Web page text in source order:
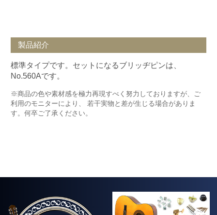
製品紹介
標準タイプです。セットになるブリッヂピンは、
No.560Aです。
※商品の色や素材感を極力再現すべく努力しておりますが、ご
利用のモニターにより、 若干実物と差が生じる場合がありま
す。何卒ご了承ください。